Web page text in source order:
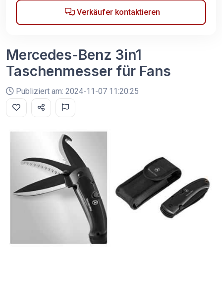
Verkäufer kontaktieren
Mercedes-Benz 3in1
Taschenmesser für Fans
Publiziert am: 2024-11-07 11:20:25